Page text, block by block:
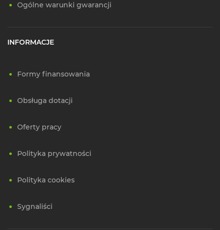
Ogólne warunki gwarancji
INFORMACJE
Formy finansowania
Obsługa dotacji
Oferty pracy
Polityka prywatności
Polityka cookies
Sygnaliści